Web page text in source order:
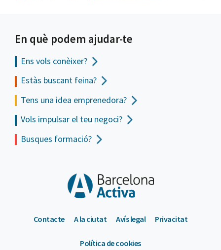
En què podem ajudar-te
Ens vols conèixer?
Estàs buscant feina?
Tens una idea emprenedora?
Vols impulsar el teu negoci?
Busques formació?
Contacte A la ciutat Avís legal Privacitat
Política de cookies